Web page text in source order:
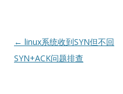
文
章
← linux系统收到SYN但不回
SYN+ACK问题排查